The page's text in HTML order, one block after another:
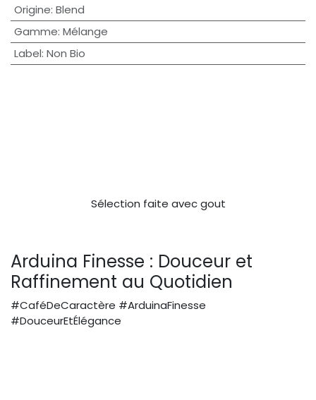
Origine: Blend
Gamme: Mélange
Label: Non Bio
Sélection faite avec gout
Arduina Finesse : Douceur et
Raffinement au Quotidien
#CaféDeCaractère #ArduinaFinesse
#DouceurEtÉlégance